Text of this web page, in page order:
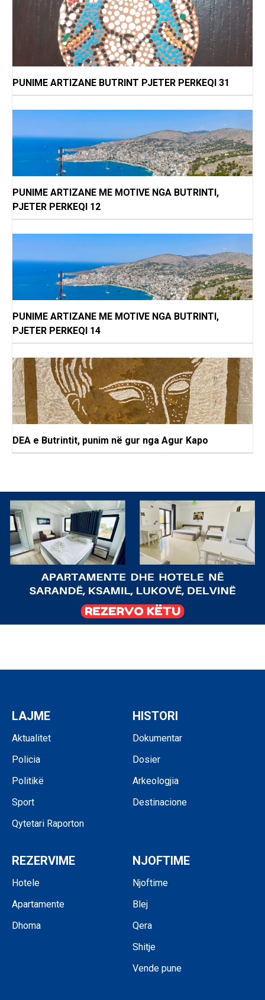
PUNIME ARTIZANE BUTRINT PJETER PERKEQI 31
PUNIME ARTIZANE ME MOTIVE NGA BUTRINTI,
PJETER PERKEQI 12
PUNIME ARTIZANE ME MOTIVE NGA BUTRINTI,
PJETER PERKEQI 14
DEA e Butrintit, punim në gur nga Agur Kapo
LAJME
Aktualitet
Policia
Politikë
Sport
Qytetari Raporton
HISTORI
Dokumentar
Dosier
Arkeologjia
Destinacione
REZERVIME
Hotele
Apartamente
Dhoma
NJOFTIME
Njoftime
Blej
Qera
Shitje
Vende pune